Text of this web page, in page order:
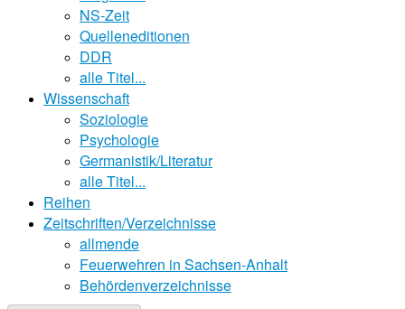
NS-Zeit
Quelleneditionen
DDR
alle Titel...
Wissenschaft
Soziologie
Psychologie
Germanistik/Literatur
alle Titel...
Reihen
Zeitschriften/Verzeichnisse
allmende
Feuerwehren in Sachsen-Anhalt
Behördenverzeichnisse